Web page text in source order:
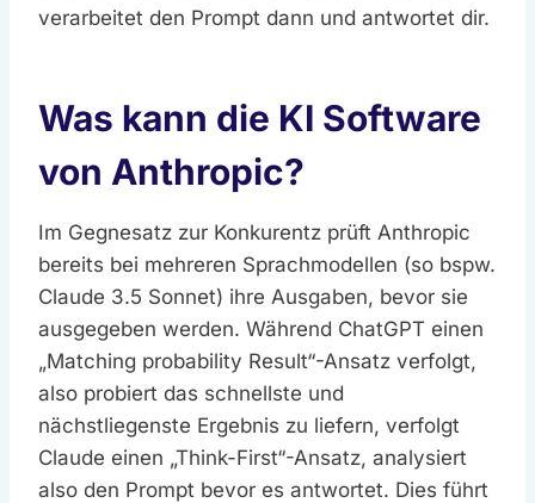
verarbeitet den Prompt dann und antwortet dir.
Was kann die KI Software
von Anthropic?
Im Gegnesatz zur Konkurentz prüft Anthropic
bereits bei mehreren Sprachmodellen (so bspw.
Claude 3.5 Sonnet) ihre Ausgaben, bevor sie
ausgegeben werden. Während ChatGPT einen
„Matching probability Result“-Ansatz verfolgt,
also probiert das schnellste und
nächstliegenste Ergebnis zu liefern, verfolgt
Claude einen „Think-First“-Ansatz, analysiert
also den Prompt bevor es antwortet. Dies führt